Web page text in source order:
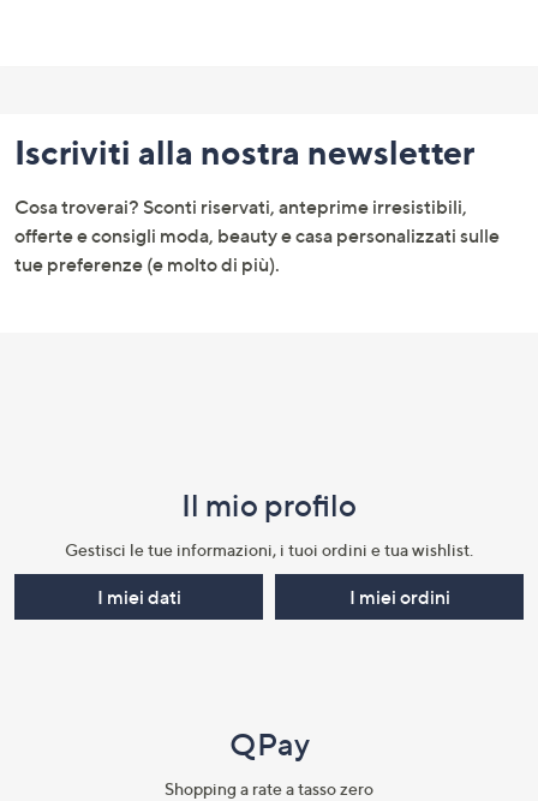
menu
e
informazioni
Iscriviti alla nostra newsletter
Cosa troverai? Sconti riservati, anteprime irresistibili,
offerte e consigli moda, beauty e casa personalizzati sulle
tue preferenze (e molto di più).
Il mio profilo​
Gestisci le tue informazioni, i tuoi ordini e tua wishlist.​
I miei dati I miei ordini
QPay
Shopping a rate a tasso zero​